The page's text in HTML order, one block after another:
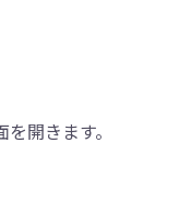
開きます。